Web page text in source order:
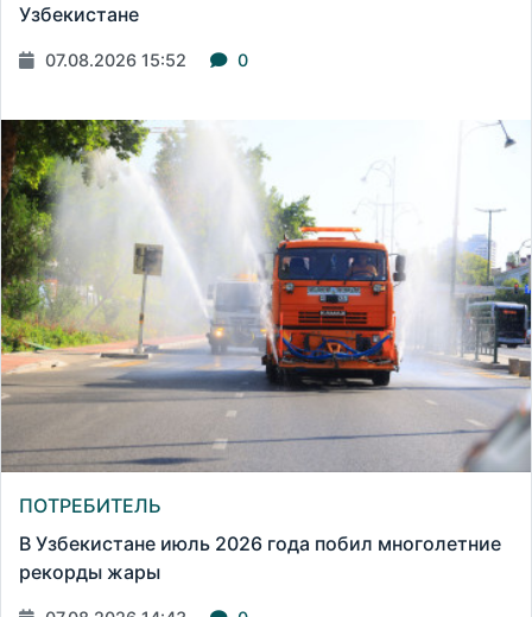
Узбекистане
07.08.2026 15:52 0
ПОТРЕБИТЕЛЬ
В Узбекистане июль 2026 года побил многолетние
рекорды жары